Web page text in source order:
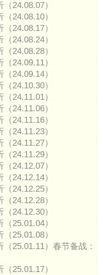
24.08.07）
24.08.10）
24.08.17）
24.08.24）
24.08.28）
24.09.11）
24.09.14）
24.10.30）
24.11.01）
24.11.06）
24.11.16）
24.11.23）
24.11.27）
24.11.29）
24.12.07）
24.12.14）
24.12.25）
24.12.28）
24.12.30）
25.01.04）
25.01.08）
25.01.11）春节备战：
25.01.17）